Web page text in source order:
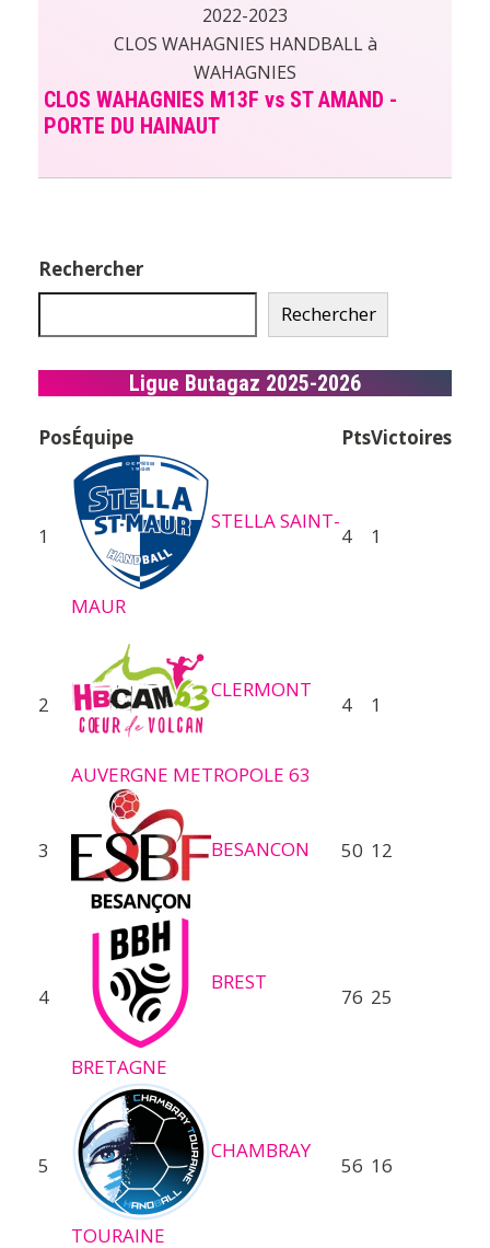
2022-2023
CLOS WAHAGNIES HANDBALL à
WAHAGNIES
CLOS WAHAGNIES M13F vs ST AMAND -
PORTE DU HAINAUT
Rechercher
Rechercher
Ligue Butagaz 2025-2026
PosÉquipe PtsVictoires
1
STELLA SAINT-
MAUR
4 1
2
CLERMONT
AUVERGNE METROPOLE 63
4 1
3 BESANCON 50 12
4
BREST
BRETAGNE
76 25
5
CHAMBRAY
TOURAINE
56 16